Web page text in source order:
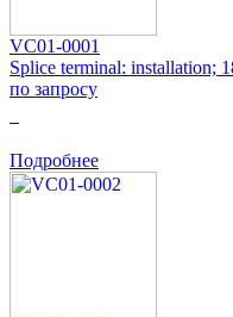
VC01-0001
Splice terminal: installation;
по запросу
Подробнее